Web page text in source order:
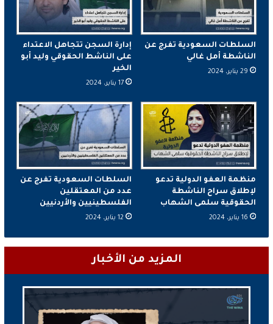
السلطات السعودية تفرج عن
الناشطة أمل غالي
29 يناير، 2024
إدارة السجن تتجاهل الاعتداء
على الناشط الحقوقي وليد أبو
الخير
17 يناير، 2024
منظمة العفو الدولية تدعو
لإطلاق سراح الناشطة
الحقوقية سلمى الشهاب
16 يناير، 2024
السلطات السعودية تفرج عن
عدد من المعتقلين
الفلسطينيين والأردنيين
12 يناير، 2024
المزيد من الأخبار